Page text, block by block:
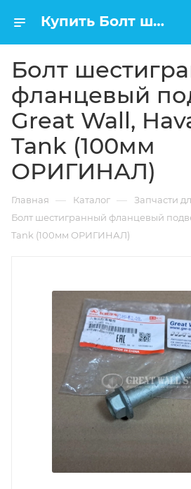
Купить Болт шестигранный фланцевый подвески Great Wall, Haval, Tank (100мм ОРИГИНАЛ) в Москве по низкой цене
Болт
фланцевый
Great Wall,
Tank (100мм
ОРИГИНАЛ)
Главная — Каталог — Запчасти
Болт шестигранный фланцевый
Tank (100мм ОРИГИНАЛ)